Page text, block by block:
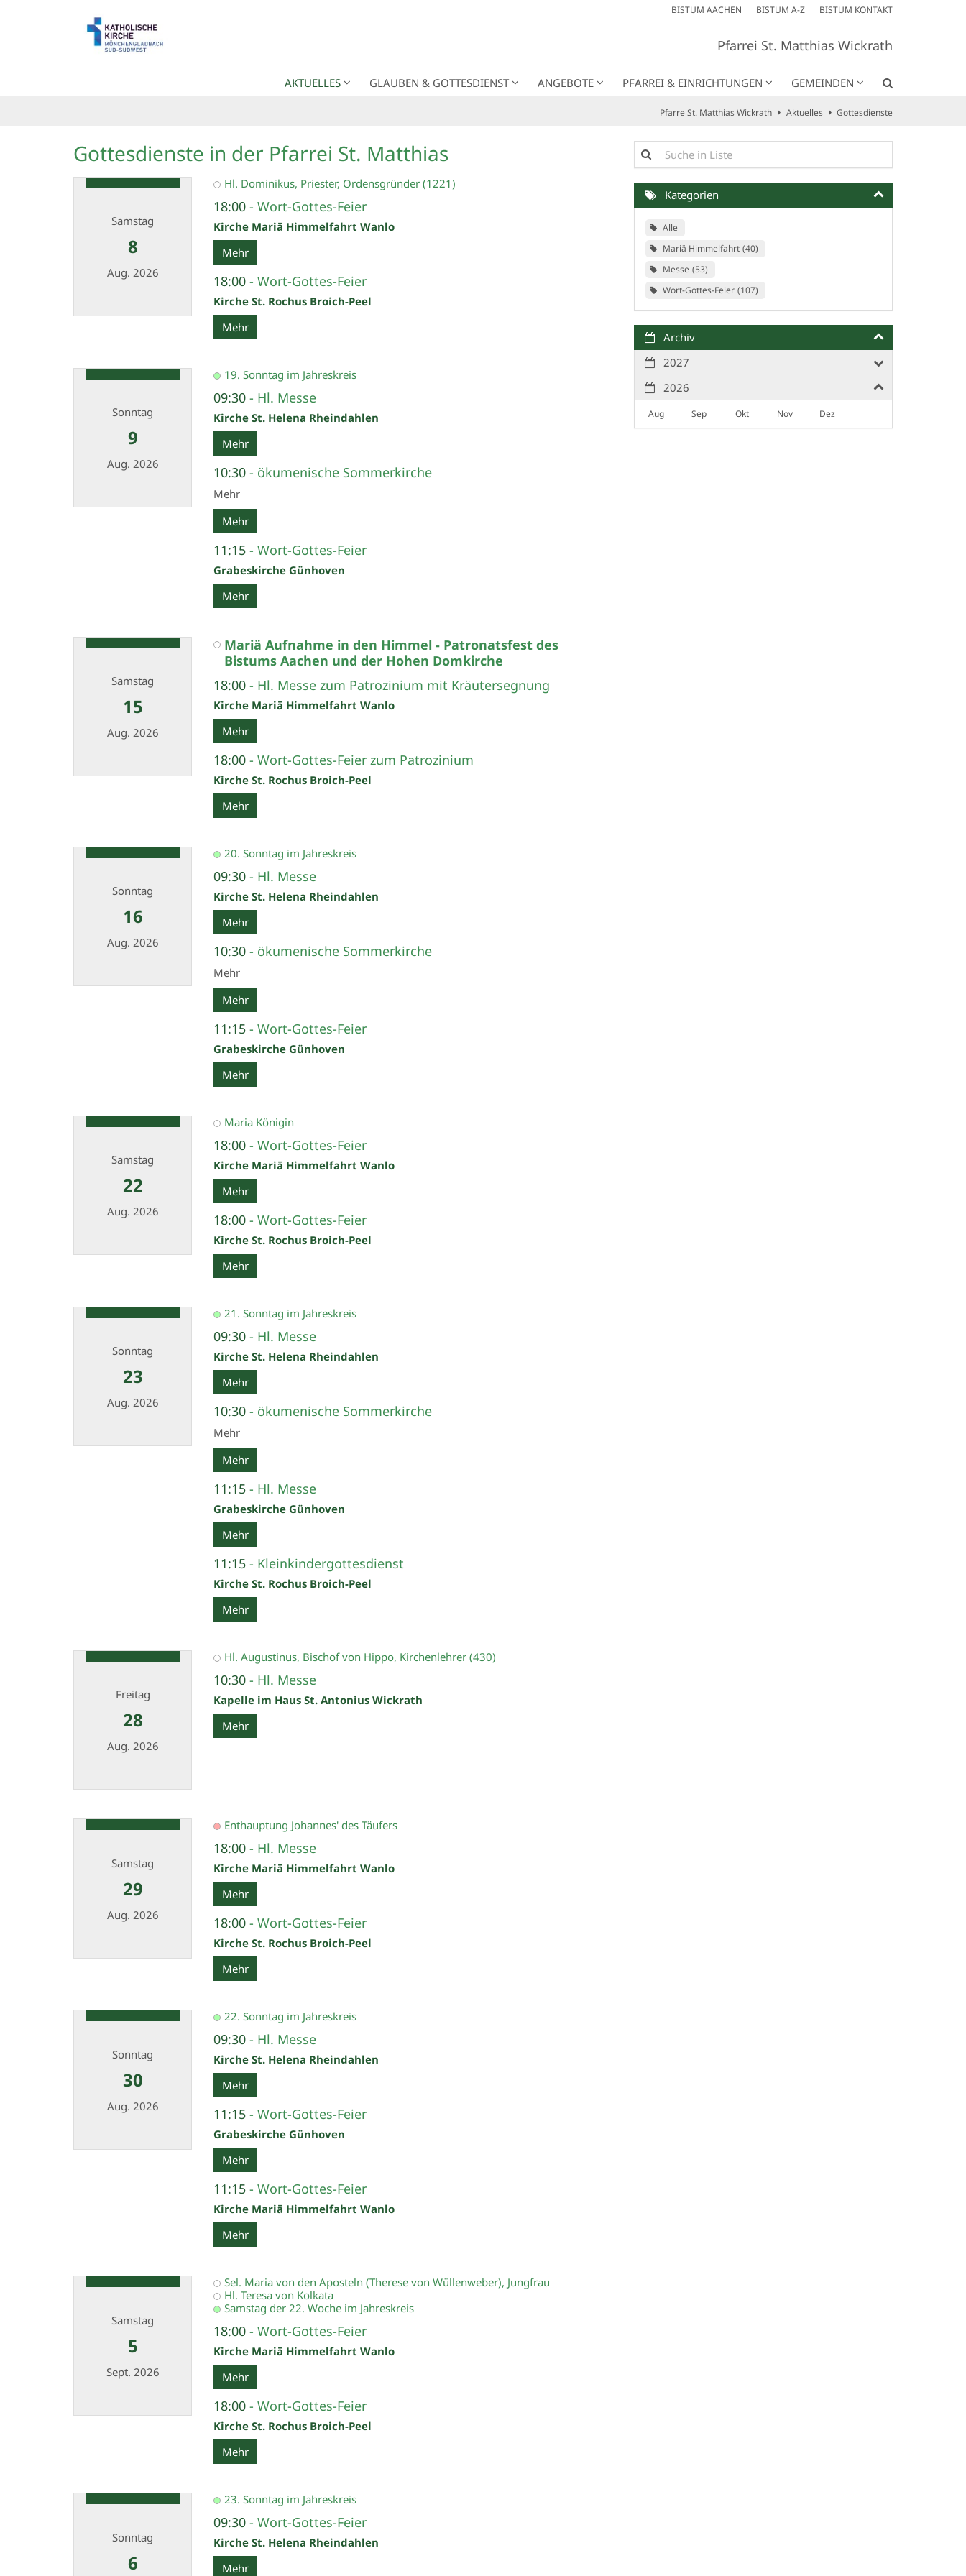
BISTUM AACHEN BISTUM A-Z BISTUM KONTAKT
Pfarrei St. Matthias Wickrath
AKTUELLES GLAUBEN & GOTTESDIENST ANGEBOTE PFARREI & EINRICHTUNGEN GEMEINDEN
Pfarre St. Matthias Wickrath Aktuelles Gottesdienste
Gottesdienste in der Pfarrei St. Matthias
Samstag
8
Aug. 2026
Hl. Dominikus, Priester, Ordensgründer (1221)
18:00 Wort-Gottes-Feier
Kirche Mariä Himmelfahrt Wanlo
Mehr
18:00 Wort-Gottes-Feier
Kirche St. Rochus Broich-Peel
Mehr
Sonntag
9
Aug. 2026
19. Sonntag im Jahreskreis
09:30 Hl. Messe
Kirche St. Helena Rheindahlen
Mehr
10:30 ökumenische Sommerkirche
Mehr
Mehr
11:15 Wort-Gottes-Feier
Grabeskirche Günhoven
Mehr
Samstag
15
Aug. 2026
Mariä Aufnahme in den Himmel - Patronatsfest des
Bistums Aachen und der Hohen Domkirche
18:00
Hl. Messe zum Patrozinium mit Kräutersegnung
Kirche Mariä Himmelfahrt Wanlo
Mehr
18:00 Wort-Gottes-Feier zum Patrozinium
Kirche St. Rochus Broich-Peel
Mehr
Sonntag
16
Aug. 2026
20. Sonntag im Jahreskreis
09:30 Hl. Messe
Kirche St. Helena Rheindahlen
Mehr
10:30 ökumenische Sommerkirche
Mehr
Mehr
11:15 Wort-Gottes-Feier
Grabeskirche Günhoven
Mehr
Samstag
22
Aug. 2026
Maria Königin
18:00 Wort-Gottes-Feier
Kirche Mariä Himmelfahrt Wanlo
Mehr
18:00 Wort-Gottes-Feier
Kirche St. Rochus Broich-Peel
Mehr
Sonntag
23
Aug. 2026
21. Sonntag im Jahreskreis
09:30 Hl. Messe
Kirche St. Helena Rheindahlen
Mehr
10:30 ökumenische Sommerkirche
Mehr
Mehr
11:15 Hl. Messe
Grabeskirche Günhoven
Mehr
11:15 Kleinkindergottesdienst
Kirche St. Rochus Broich-Peel
Mehr
Freitag
28
Aug. 2026
Hl. Augustinus, Bischof von Hippo, Kirchenlehrer (430)
10:30 Hl. Messe
Kapelle im Haus St. Antonius Wickrath
Mehr
Samstag
29
Aug. 2026
Enthauptung Johannes' des Täufers
18:00 Hl. Messe
Kirche Mariä Himmelfahrt Wanlo
Mehr
18:00 Wort-Gottes-Feier
Kirche St. Rochus Broich-Peel
Mehr
Sonntag
30
Aug. 2026
22. Sonntag im Jahreskreis
09:30 Hl. Messe
Kirche St. Helena Rheindahlen
Mehr
11:15 Wort-Gottes-Feier
Grabeskirche Günhoven
Mehr
11:15 Wort-Gottes-Feier
Kirche Mariä Himmelfahrt Wanlo
Mehr
Samstag
5
Sept. 2026
Sel. Maria von den Aposteln (Therese von Wüllenweber), Jungfrau
Hl. Teresa von Kolkata
Samstag der 22. Woche im Jahreskreis
18:00 Wort-Gottes-Feier
Kirche Mariä Himmelfahrt Wanlo
Mehr
18:00 Wort-Gottes-Feier
Kirche St. Rochus Broich-Peel
Mehr
Sonntag
6
23. Sonntag im Jahreskreis
09:30 Wort-Gottes-Feier
Kirche St. Helena Rheindahlen
Mehr
Suche in Liste
Kategorien
Alle
Mariä Himmelfahrt 40
Messe 53
Wort-Gottes-Feier 107
Archiv
2027
2026
Aug Sep Okt Nov Dez